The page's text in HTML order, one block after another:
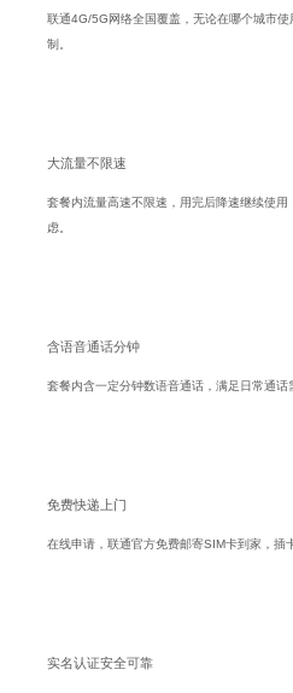
联通4G/5G网络全国覆盖，无论在哪个城市
制。
大流量不限速
套餐内流量高速不限速，用完后降速继续使
虑。
含语音通话分钟
套餐内含一定分钟数语音通话，满足日常通话
免费快递上门
在线申请，联通官方免费邮寄SIM卡到家，插
实名认证安全可靠